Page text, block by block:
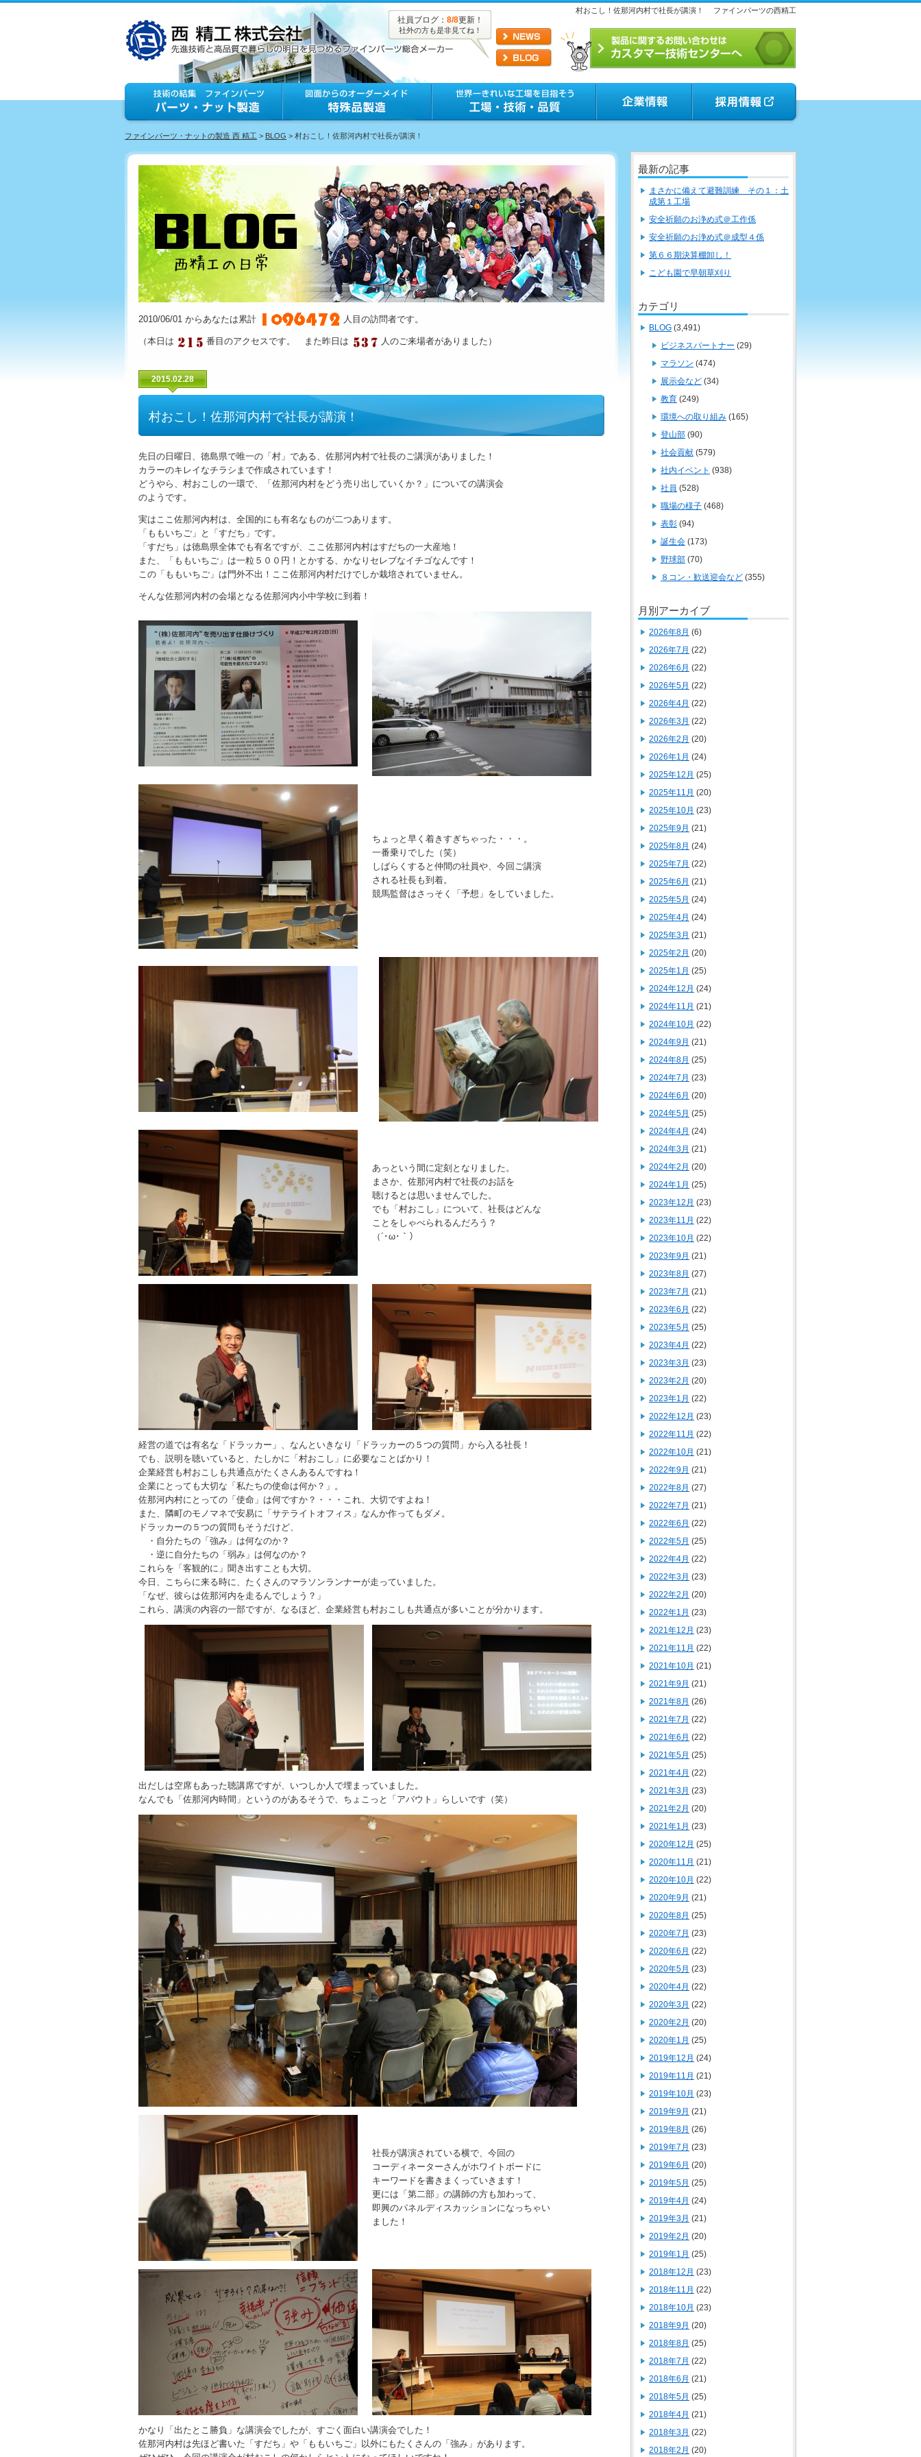
村おこし！佐那河内村で社長が講演！ ファインパーツの西精工
社員ブログ： 8/8更新！
社外の方も是非見てね！
ファインパーツ・ナットの製造 西 精工 > BLOG > 村おこし！佐那河内村で社長が講演！
2010/06/01 からあなたは累計 人目の訪問者です。
（本日は 番目のアクセスです。 また昨日は 人のご来場者がありました）
2015.02.28
村おこし！佐那河内村で社長が講演！
先日の日曜日、徳島県で唯一の「村」である、佐那河内村で社長のご講演がありました！
カラーのキレイなチラシまで作成されています！
どうやら、村おこしの一環で、「佐那河内村をどう売り出していくか？」についての講演会
のようです。
実はここ佐那河内村は、全国的にも有名なものが二つあります。
「ももいちご」と「すだち」です。
「すだち」は徳島県全体でも有名ですが、ここ佐那河内村はすだちの一大産地！
また、「ももいちご」は一粒５００円！とかする、かなりセレブなイチゴなんです！
この「ももいちご」は門外不出！ここ佐那河内村だけでしか栽培されていません。
そんな佐那河内村の会場となる佐那河内小中学校に到着！
ちょっと早く着きすぎちゃった・・・。
一番乗りでした（笑）
しばらくすると仲間の社員や、今回ご講演
される社長も到着。
競馬監督はさっそく「予想」をしていました。
あっという間に定刻となりました。
まさか、佐那河内村で社長のお話を
聴けるとは思いませんでした。
でも「村おこし」について、社長はどんな
ことをしゃべられるんだろう？
（´･ω･｀）
経営の道では有名な「ドラッカー」、なんといきなり「ドラッカーの５つの質問」から入る社長！
でも、説明を聴いていると、たしかに「村おこし」に必要なことばかり！
企業経営も村おこしも共通点がたくさんあるんですね！
企業にとっても大切な「私たちの使命は何か？」。
佐那河内村にとっての「使命」は何ですか？・・・これ、大切ですよね！
また、隣町のモノマネで安易に「サテライトオフィス」なんか作ってもダメ。
ドラッカーの５つの質問もそうだけど、
・自分たちの「強み」は何なのか？
・逆に自分たちの「弱み」は何なのか？
これらを「客観的に」聞き出すことも大切。
今日、こちらに来る時に、たくさんのマラソンランナーが走っていました。
「なぜ、彼らは佐那河内を走るんでしょう？」
これら、講演の内容の一部ですが、なるほど、企業経営も村おこしも共通点が多いことが分かります。
出だしは空席もあった聴講席ですが、いつしか人で埋まっていました。
なんでも「佐那河内時間」というのがあるそうで、ちょこっと「アバウト」らしいです（笑）
社長が講演されている横で、今回の
コーディネーターさんがホワイトボードに
キーワードを書きまくっていきます！
更には「第二部」の講師の方も加わって、
即興のパネルディスカッションになっちゃい
ました！
かなり「出たとこ勝負」な講演会でしたが、すごく面白い講演会でした！
佐那河内村は先ほど書いた「すだち」や「ももいちご」以外にもたくさんの「強み」があります。
最新の記事
まさかに備えて避難訓練 その１：土
成第１工場
安全祈願のお浄め式＠工作係
安全祈願のお浄め式＠成型４係
第６６期決算棚卸し！
こども園で早朝草刈り
カテゴリ
BLOG (3,491)
ビジネスパートナー (29)
マラソン (474)
展示会など (34)
教育 (249)
環境への取り組み (165)
登山部 (90)
社会貢献 (579)
社内イベント (938)
社員 (528)
職場の様子 (468)
表彰 (94)
誕生会 (173)
野球部 (70)
８コン・歓送迎会など (355)
月別アーカイブ
2026年8月 (6)
2026年7月 (22)
2026年6月 (22)
2026年5月 (22)
2026年4月 (22)
2026年3月 (22)
2026年2月 (20)
2026年1月 (24)
2025年12月 (25)
2025年11月 (20)
2025年10月 (23)
2025年9月 (21)
2025年8月 (24)
2025年7月 (22)
2025年6月 (21)
2025年5月 (24)
2025年4月 (24)
2025年3月 (21)
2025年2月 (20)
2025年1月 (25)
2024年12月 (24)
2024年11月 (21)
2024年10月 (22)
2024年9月 (21)
2024年8月 (25)
2024年7月 (23)
2024年6月 (20)
2024年5月 (25)
2024年4月 (24)
2024年3月 (21)
2024年2月 (20)
2024年1月 (25)
2023年12月 (23)
2023年11月 (22)
2023年10月 (22)
2023年9月 (21)
2023年8月 (27)
2023年7月 (21)
2023年6月 (22)
2023年5月 (25)
2023年4月 (22)
2023年3月 (23)
2023年2月 (20)
2023年1月 (22)
2022年12月 (23)
2022年11月 (22)
2022年10月 (21)
2022年9月 (21)
2022年8月 (27)
2022年7月 (21)
2022年6月 (22)
2022年5月 (25)
2022年4月 (22)
2022年3月 (23)
2022年2月 (20)
2022年1月 (23)
2021年12月 (23)
2021年11月 (22)
2021年10月 (21)
2021年9月 (21)
2021年8月 (26)
2021年7月 (22)
2021年6月 (22)
2021年5月 (25)
2021年4月 (22)
2021年3月 (23)
2021年2月 (20)
2021年1月 (23)
2020年12月 (25)
2020年11月 (21)
2020年10月 (22)
2020年9月 (21)
2020年8月 (25)
2020年7月 (23)
2020年6月 (22)
2020年5月 (23)
2020年4月 (22)
2020年3月 (22)
2020年2月 (20)
2020年1月 (25)
2019年12月 (24)
2019年11月 (21)
2019年10月 (23)
2019年9月 (21)
2019年8月 (26)
2019年7月 (23)
2019年6月 (20)
2019年5月 (25)
2019年4月 (24)
2019年3月 (21)
2019年2月 (20)
2019年1月 (25)
2018年12月 (23)
2018年11月 (22)
2018年10月 (23)
2018年9月 (20)
2018年8月 (25)
2018年7月 (22)
2018年6月 (21)
2018年5月 (25)
2018年4月 (21)
2018年3月 (22)
2018年2月 (20)